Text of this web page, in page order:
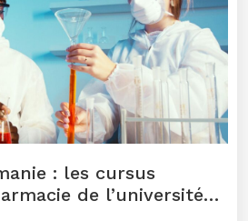
: les cursus
de l’université